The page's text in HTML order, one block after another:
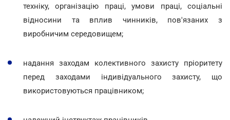
техніку, організацію праці, умови праці, соціальні
відносини та вплив чинників, пов'язаних з
виробничим середовищем;
надання заходам колективного захисту пріоритету
перед заходами індивідуального захисту, що
використовуються працівником;